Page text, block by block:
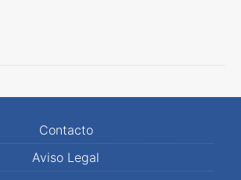
Contacto
Aviso Legal